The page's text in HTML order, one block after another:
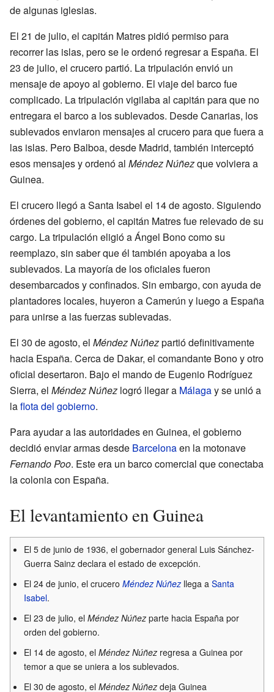
de algunas iglesias.
El 21 de julio, el capitán Matres pidió permiso para
recorrer las islas, pero se le ordenó regresar a España. El
23 de julio, el crucero partió. La tripulación envió un
mensaje de apoyo al gobierno. El viaje del barco fue
complicado. La tripulación vigilaba al capitán para que no
entregara el barco a los sublevados. Desde Canarias, los
sublevados enviaron mensajes al crucero para que fuera a
las islas. Pero Balboa, desde Madrid, también interceptó
esos mensajes y ordenó al Méndez Núñezque volviera a
Guinea.
El crucero llegó a Santa Isabel el 14 de agosto. Siguiendo
órdenes del gobierno, el capitán Matres fue relevado de su
cargo. La tripulación eligió a Ángel Bono como su
reemplazo, sin saber que él también apoyaba a los
sublevados. La mayoría de los oficiales fueron
desembarcados y confinados. Sin embargo, con ayuda de
plantadores locales, huyeron a Camerún y luego a España
para unirse a las fuerzas sublevadas.
El 30 de agosto, el Méndez Núñezpartió definitivamente
hacia España. Cerca de Dakar, el comandante Bono y otro
oficial desertaron. Bajo el mando de Eugenio Rodríguez
Sierra, el Méndez Núñez logró llegar a Málagay se unió a
laflota del gobierno.
Para ayudar a las autoridades en Guinea, el gobierno
decidió enviar armas desde Barcelonaen la motonave
Fernando Poo. Este era un barco comercial que conectaba
la colonia con España.
El levantamiento en Guinea
El 5 de junio de 1936, el gobernador general Luis Sánchez-
Guerra Sainz declara el estado de excepción.
El 24 de junio, el cruceroMéndez Núñez llega aSanta
Isabel.
El 23 de julio, elMéndez Núñez parte hacia España por
orden del gobierno.
El 14 de agosto, elMéndez Núñez regresa a Guinea por
temor a que se uniera a los sublevados.
El 30 de agosto, elMéndez Núñez deja Guinea